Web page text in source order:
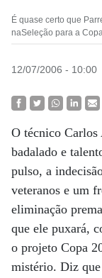
É quase certo que
naSeleção para a
12/07/2006 - 10:00
O técnico Carlos
badalado e
pulso, a
veteranos e um
eliminação
que ele puxará,
o projeto Copa
mistério. Diz